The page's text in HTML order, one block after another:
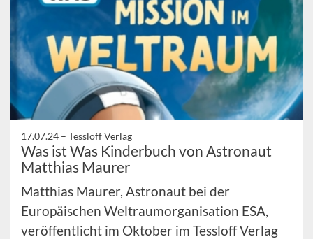
17.07.24 – Tessloff Verlag
Was ist Was Kinderbuch von Astronaut
Matthias Maurer
Matthias Maurer, Astronaut bei der
Europäischen Weltraumorganisation ESA,
veröffentlicht im Oktober im Tessloff Verlag